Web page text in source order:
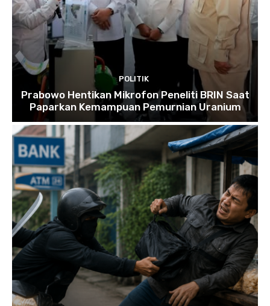
POLITIK
Prabowo Hentikan Mikrofon Peneliti BRIN Saat
Paparkan Kemampuan Pemurnian Uranium